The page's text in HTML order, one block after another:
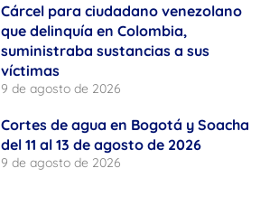
Cárcel para ciudadano venezolano
que delinquía en Colombia,
suministraba sustancias a sus
víctimas
9 de agosto de 2026
Cortes de agua en Bogotá y Soacha
del 11 al 13 de agosto de 2026
9 de agosto de 2026